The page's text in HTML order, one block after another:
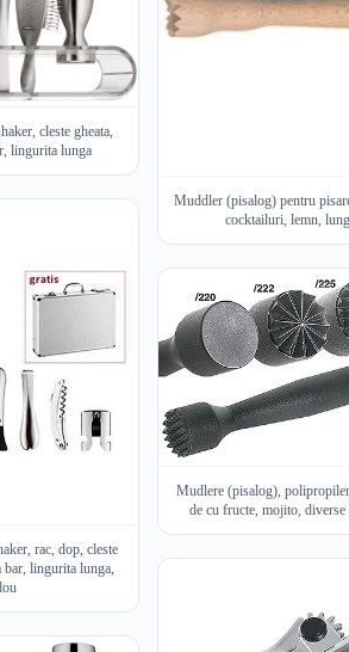
cleste gheata,
lingurita lunga
rac, dop, cleste
bar, lingurita lunga,
Muddler (pisalog) pentru
cocktailuri, lemn,
Mudlere (pisalog),
de cu fructe, mojito, diverse